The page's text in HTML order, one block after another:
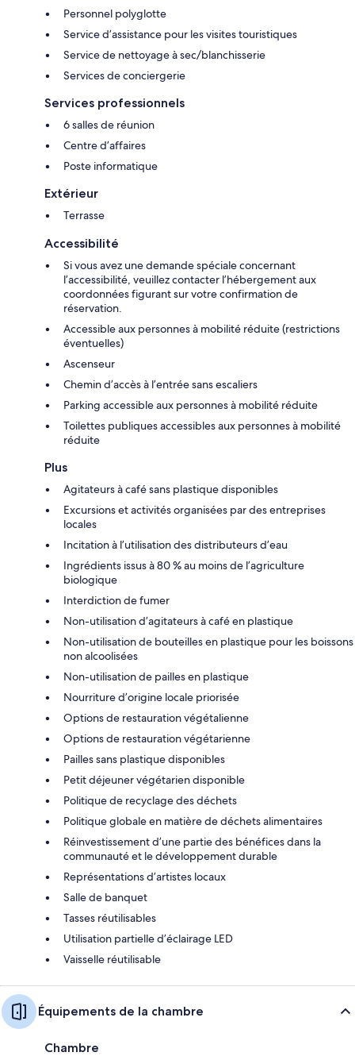
Personnel polyglotte
Service d’assistance pour les visites touristiques
Service de nettoyage à sec/blanchisserie
Services de conciergerie
Services professionnels
6 salles de réunion
Centre d’affaires
Poste informatique
Extérieur
Terrasse
Accessibilité
Si vous avez une demande spéciale concernant
l’accessibilité, veuillez contacter l’hébergement aux
coordonnées figurant sur votre confirmation de
réservation.
Accessible aux personnes à mobilité réduite (restrictions
éventuelles)
Ascenseur
Chemin d’accès à l’entrée sans escaliers
Parking accessible aux personnes à mobilité réduite
Toilettes publiques accessibles aux personnes à mobilité
réduite
Plus
Agitateurs à café sans plastique disponibles
Excursions et activités organisées par des entreprises
locales
Incitation à l’utilisation des distributeurs d’eau
Ingrédients issus à 80 % au moins de l’agriculture
biologique
Interdiction de fumer
Non-utilisation d’agitateurs à café en plastique
Non-utilisation de bouteilles en plastique pour les boissons
non alcoolisées
Non-utilisation de pailles en plastique
Nourriture d’origine locale priorisée
Options de restauration végétalienne
Options de restauration végétarienne
Pailles sans plastique disponibles
Petit déjeuner végétarien disponible
Politique de recyclage des déchets
Politique globale en matière de déchets alimentaires
Réinvestissement d’une partie des bénéfices dans la
communauté et le développement durable
Représentations d’artistes locaux
Salle de banquet
Tasses réutilisables
Utilisation partielle d’éclairage LED
Vaisselle réutilisable
Équipements de la chambre
Chambre